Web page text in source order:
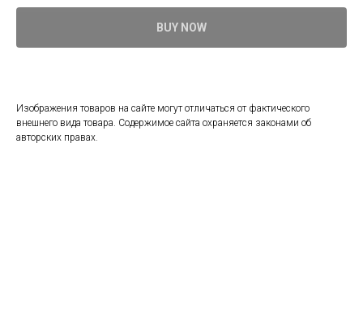
BUY NOW
Изображения товаров на сайте могут отличаться от фактического
внешнего вида товара. Содержимое сайта охраняется законами об
авторских правах.